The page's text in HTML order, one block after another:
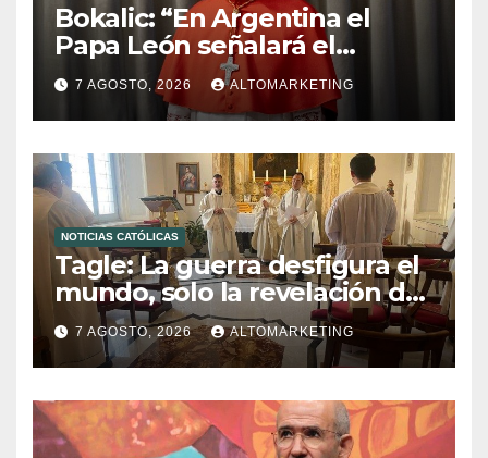
Bokalic: “En Argentina el
Papa León señalará el
compromiso del cristiano”
7 AGOSTO, 2026 ALTOMARKETING
NOTICIAS CATÓLICAS
Tagle: La guerra desfigura el
mundo, solo la revelación de
Dios lo transfigura
7 AGOSTO, 2026 ALTOMARKETING